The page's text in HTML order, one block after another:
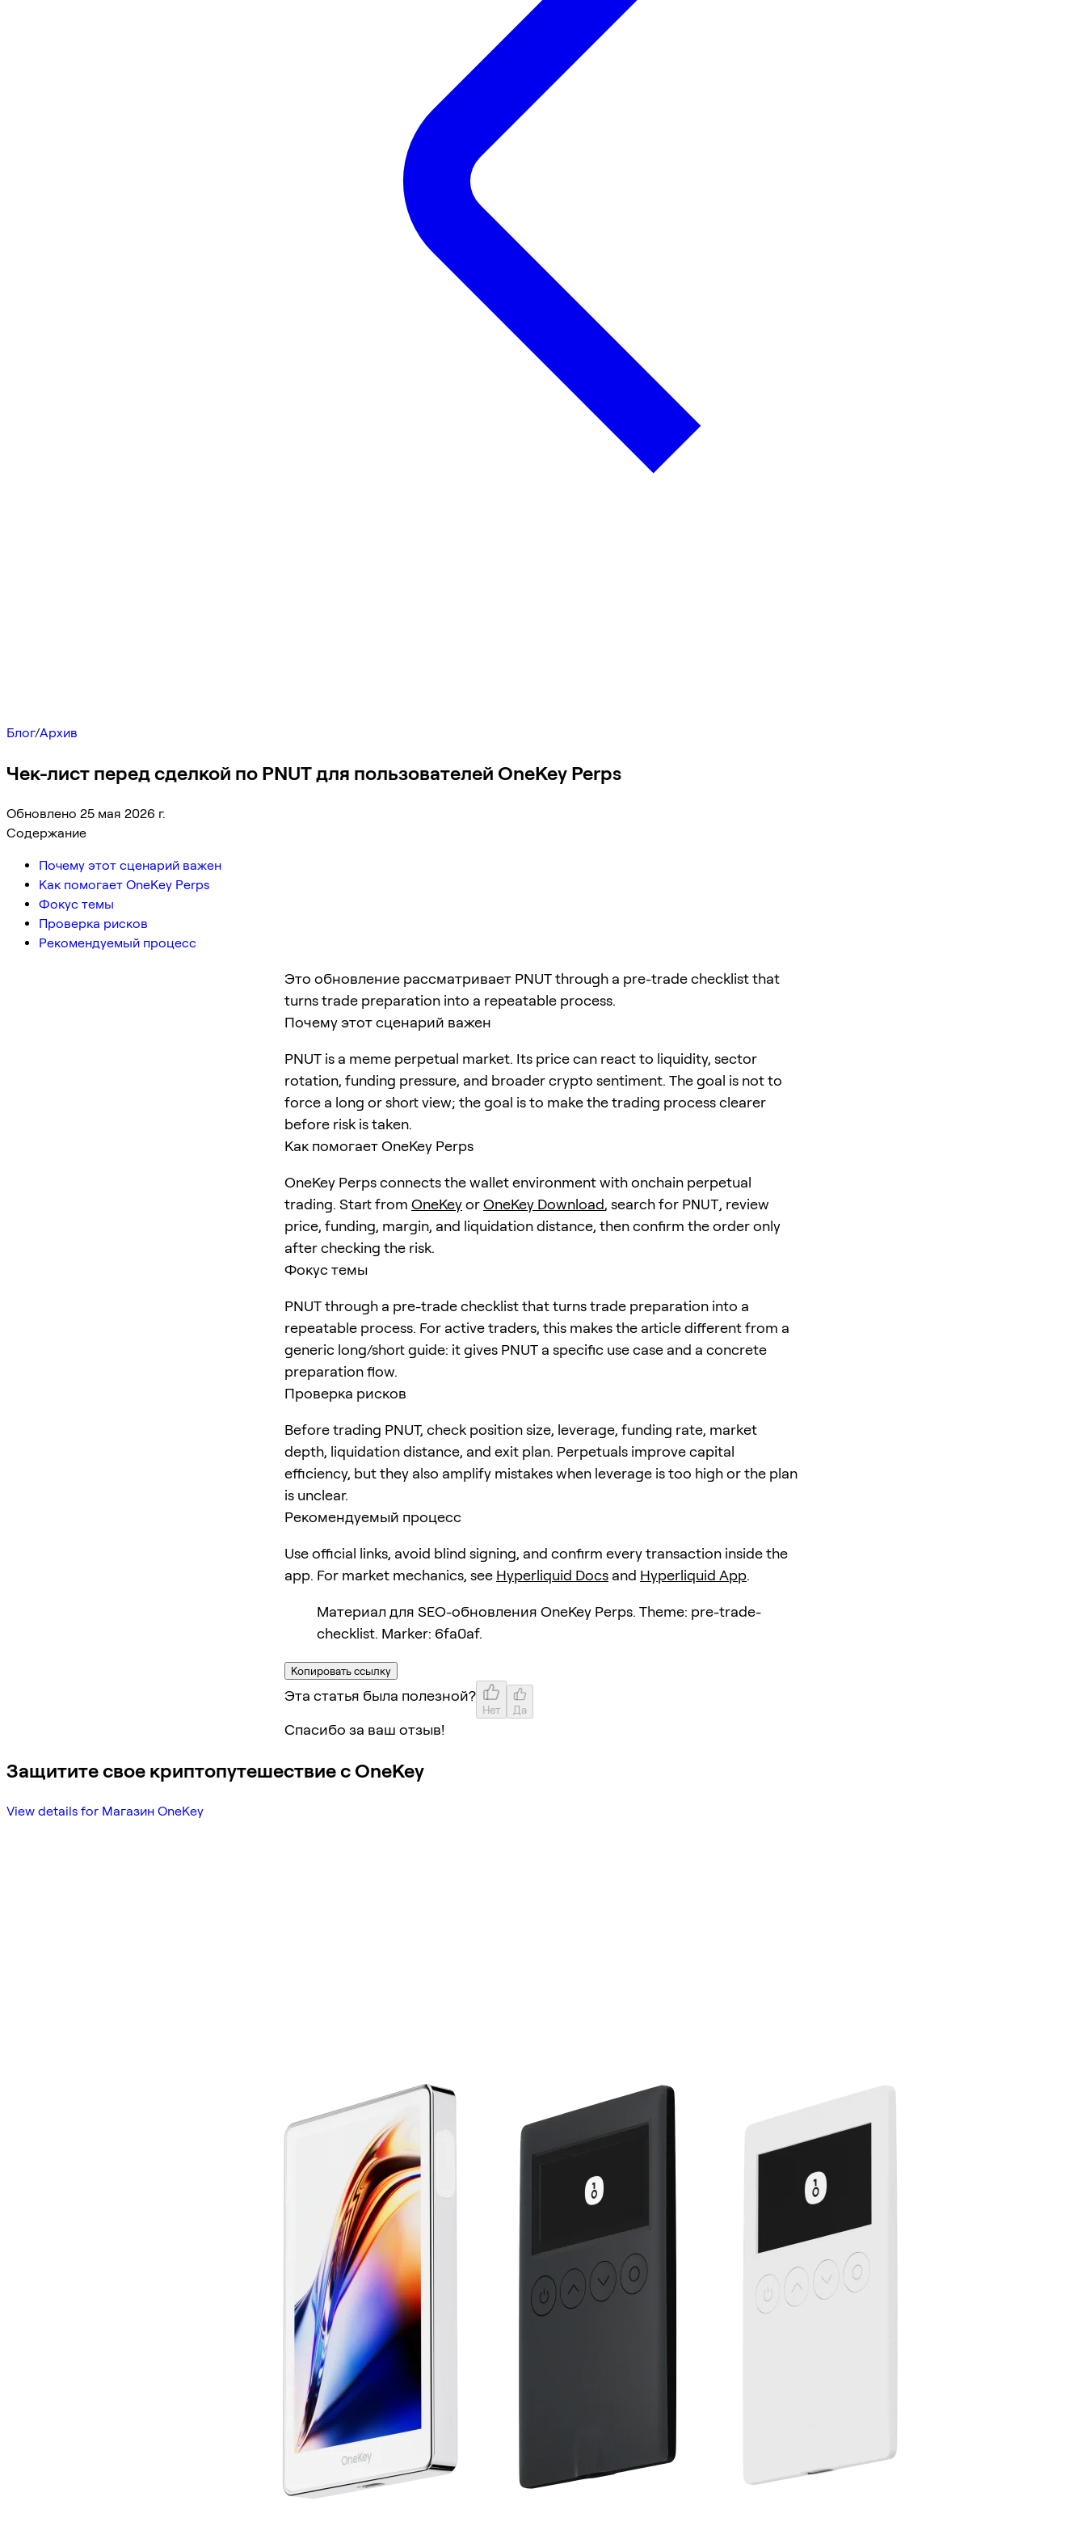
Блог/Архив
Чек-лист перед сделкой по PNUT для пользователей OneKey Perps
Обновлено 25 мая 2026 г.
Содержание
Почему этот сценарий важен
Как помогает OneKey Perps
Фокус темы
Проверка рисков
Рекомендуемый процесс
Это обновление рассматривает PNUT through a pre-trade checklist that
turns trade preparation into a repeatable process.
Почему этот сценарий важен
PNUT is a meme perpetual market. Its price can react to liquidity, sector
rotation, funding pressure, and broader crypto sentiment. The goal is not to
force a long or short view; the goal is to make the trading process clearer
before risk is taken.
Как помогает OneKey Perps
OneKey Perps connects the wallet environment with onchain perpetual
trading. Start from OneKeyorOneKey Download, search for PNUT, review
price, funding, margin, and liquidation distance, then confirm the order only
after checking the risk.
Фокус темы
PNUT through a pre-trade checklist that turns trade preparation into a
repeatable process. For active traders, this makes the article different from a
generic long/short guide: it gives PNUT a specific use case and a concrete
preparation flow.
Проверка рисков
Before trading PNUT, check position size, leverage, funding rate, market
depth, liquidation distance, and exit plan. Perpetuals improve capital
efficiency, but they also amplify mistakes when leverage is too high or the plan
is unclear.
Рекомендуемый процесс
Use official links, avoid blind signing, and confirm every transaction inside the
app. For market mechanics, see Hyperliquid Docs and Hyperliquid App.
Материал для SEO-обновления OneKey Perps. Theme: pre-trade-
checklist. Marker: 6fa0af.
Копировать ссылку
Эта статья была полезной?
Нет Да
Спасибо за ваш отзыв!
Защитите свое криптопутешествие с OneKey
View details for Магазин OneKey